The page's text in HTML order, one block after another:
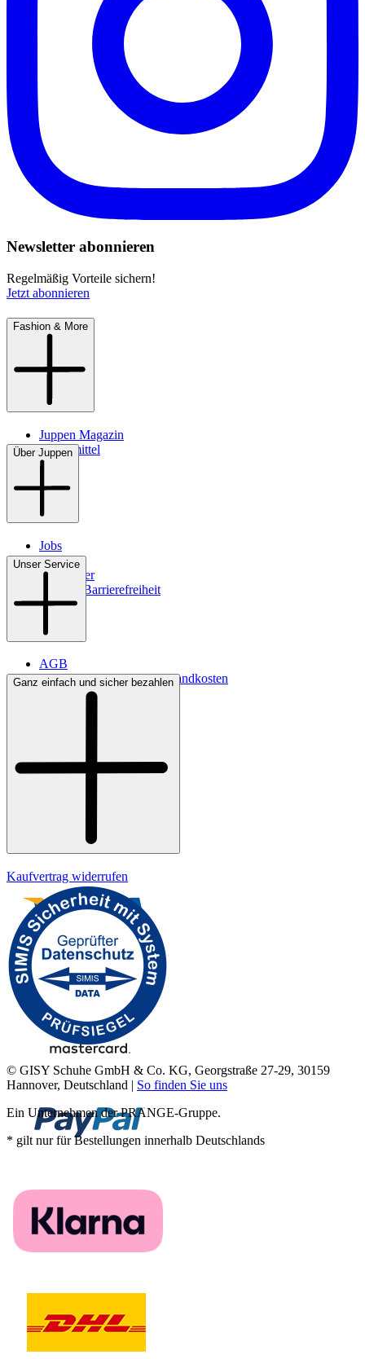
Newsletter abonnieren
Regelmäßig Vorteile sichern!
Jetzt abonnieren
Fashion & More
Juppen Magazin
Pflegemittel
Über Juppen
Jobs
Filialen
Newsletter
Digitale Barrierefreiheit
Unser Service
AGB
Lieferbedingungen & Versandkosten
Bezahlung
Ganz einfach und sicher bezahlen
Kaufvertrag widerrufen
© GISY Schuhe GmbH & Co. KG, Georgstraße 27-29, 30159
Hannover, Deutschland | So finden Sie uns
Ein Unternehmen der PRANGE-Gruppe.
* gilt nur für Bestellungen innerhalb Deutschlands